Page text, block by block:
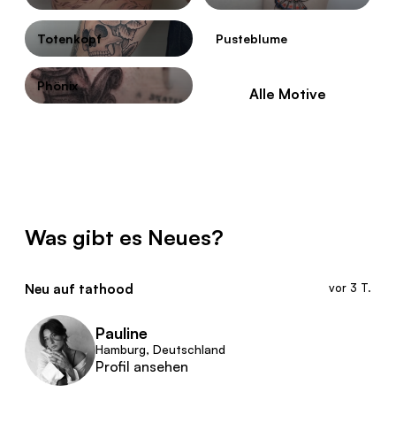
Totenkopf Pusteblume
Phönix Alle Motive
Was gibt es Neues?
Neu auf tathood vor 3 T.
Pauline
Hamburg, Deutschland
Profil ansehen